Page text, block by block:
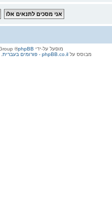
מופעל על-ידי phpBB
® Forum Software © phpBB Group
מבוסס עלphpBB.co.il - פורומים בעברית